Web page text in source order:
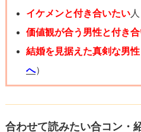
をもたれるとは思います。
ただ、ガソリン代の計算は厳
とまったお金で支払うか、お
ートかなと個人的には思います
高速道路を利用したり、毎回
お礼や気遣いの言葉は必要でし
イケメンと付き合いたい
価値観が合う男性と付き
結婚を見据えた真剣な男
へ）
合わせて読みたい合コン・